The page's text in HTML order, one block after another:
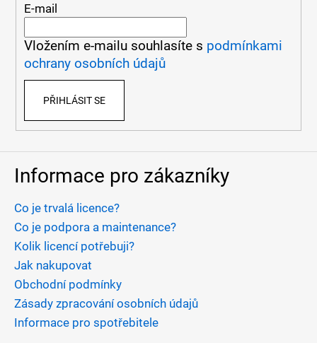
m
E-mail
Vložením e-mailu souhlasíte s podmínkami
ochrany osobních údajů
PŘIHLÁSIT SE
Informace pro zákazníky
Co je trvalá licence?
Co je podpora a maintenance?
Kolik licencí potřebuji?
Jak nakupovat
Obchodní podmínky
Zásady zpracování osobních údajů
Informace pro spotřebitele